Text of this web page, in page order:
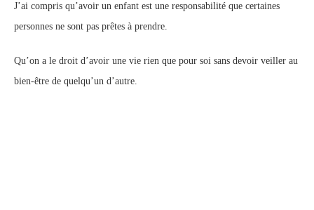
J’ai compris qu’avoir un enfant est une responsabilité que certaines
personnes ne sont pas prêtes à prendre.
Qu’on a le droit d’avoir une vie rien que pour soi sans devoir veiller au
bien-être de quelqu’un d’autre.